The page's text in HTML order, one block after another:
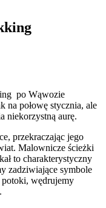
po Wąwozie
na połowę stycznia, ale
niekorzystną aurę.
przekraczając jego
Malownicze ścieżki
to charakterystyczny
zadziwiające symbole
potoki, wędrujemy